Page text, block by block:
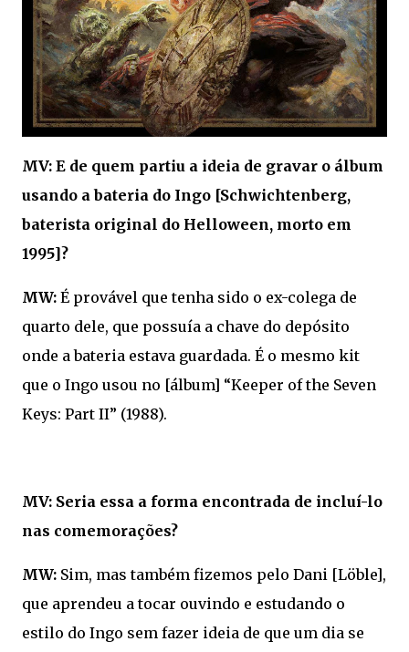
MV: E de quem partiu a ideia de gravar o álbum
usando a bateria do Ingo [Schwichtenberg,
baterista original do Helloween, morto em
1995]?
MW: É provável que tenha sido o ex-colega de
quarto dele, que possuía a chave do depósito
onde a bateria estava guardada. É o mesmo kit
que o Ingo usou no [álbum] “Keeper of the Seven
Keys: Part II” (1988).
MV: Seria essa a forma encontrada de incluí-lo
nas comemorações?
MW: Sim, mas também fizemos pelo Dani [Löble],
que aprendeu a tocar ouvindo e estudando o
estilo do Ingo sem fazer ideia de que um dia se